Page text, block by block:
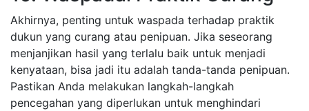
Akhirnya, penting untuk waspada terhadap praktik
dukun yang curang atau penipuan. Jika seseorang
menjanjikan hasil yang terlalu baik untuk menjadi
kenyataan, bisa jadi itu adalah tanda-tanda penipuan.
Pastikan Anda melakukan langkah-langkah
pencegahan yang diperlukan untuk menghindari